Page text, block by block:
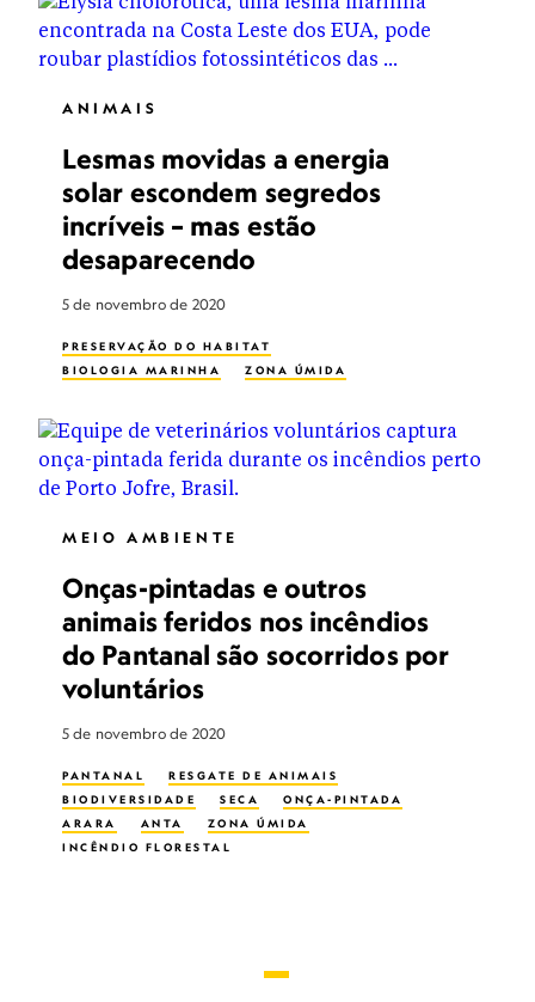
ANIMAIS
Lesmas movidas a energia
solar escondem segredos
incríveis – mas estão
desaparecendo
5 de novembro de 2020
PRESERVAÇÃO DO HABITAT
BIOLOGIA MARINHA
ZONA ÚMIDA
MEIO AMBIENTE
Onças-pintadas e outros
animais feridos nos incêndios
do Pantanal são socorridos por
voluntários
5 de novembro de 2020
PANTANAL
RESGATE DE ANIMAIS
BIODIVERSIDADE
SECA
ONÇA-PINTADA
ARARA
ANTA
ZONA ÚMIDA
INCÊNDIO FLORESTAL